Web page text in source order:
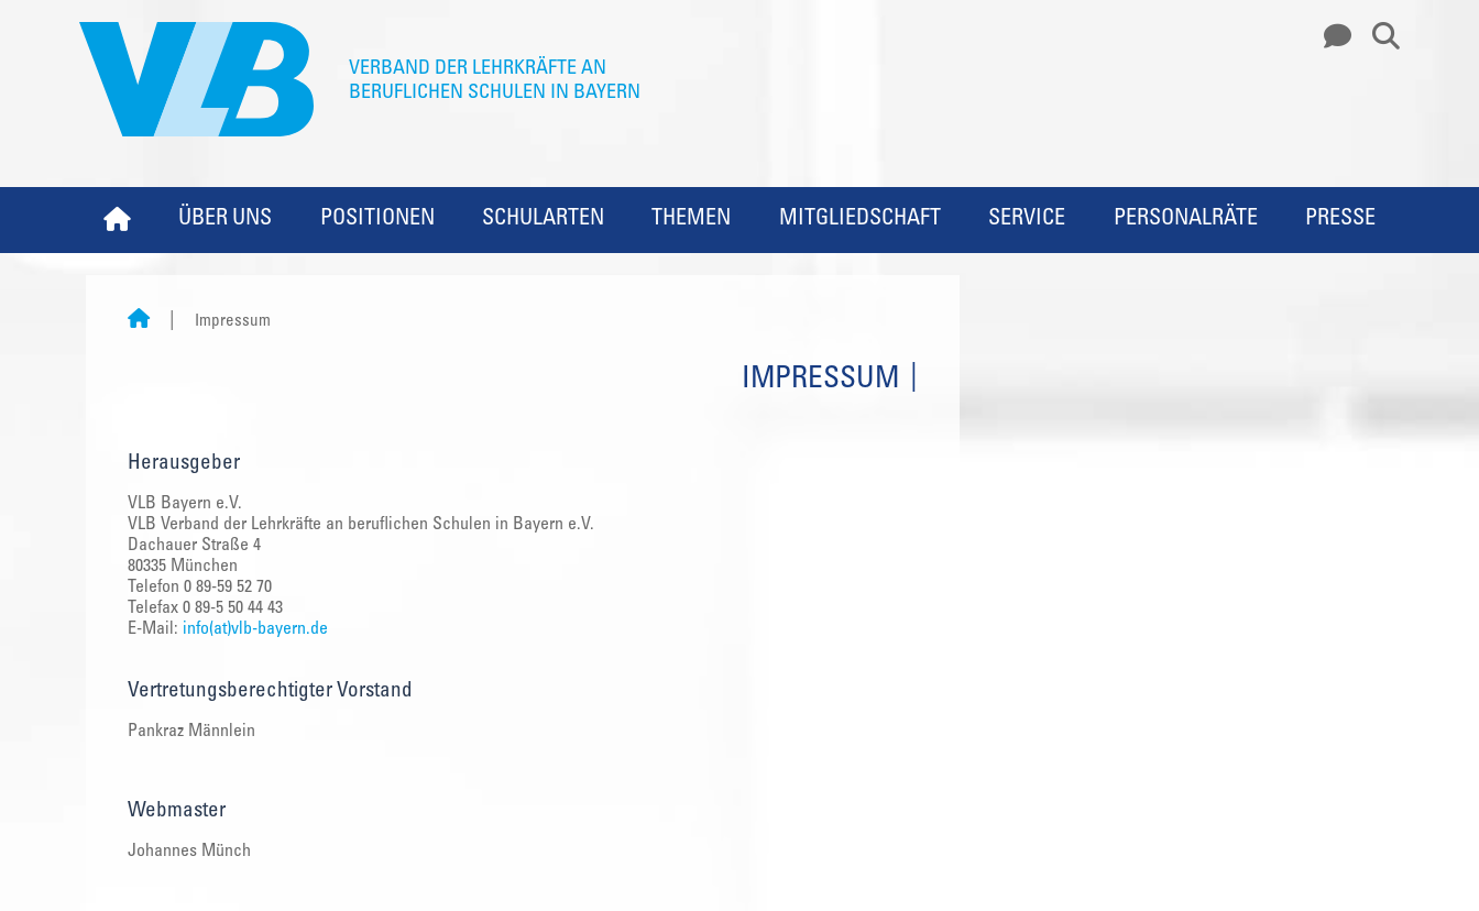
ÜBER UNS POSITIONEN SCHULARTEN THEMEN MITGLIEDSCHAFT SERVICE PERSONALRÄTE PRESSE
Impressum
IMPRESSUM
Herausgeber
VLB Bayern e.V.
VLB Verband der Lehrkräfte an beruflichen Schulen in Bayern e.V.
Dachauer Straße 4
80335 München
Telefon 0 89-59 52 70
Telefax 0 89-5 50 44 43
E-Mail: info(at)vlb-bayern.de
Vertretungsberechtigter Vorstand
Pankraz Männlein
Webmaster
Johannes Münch